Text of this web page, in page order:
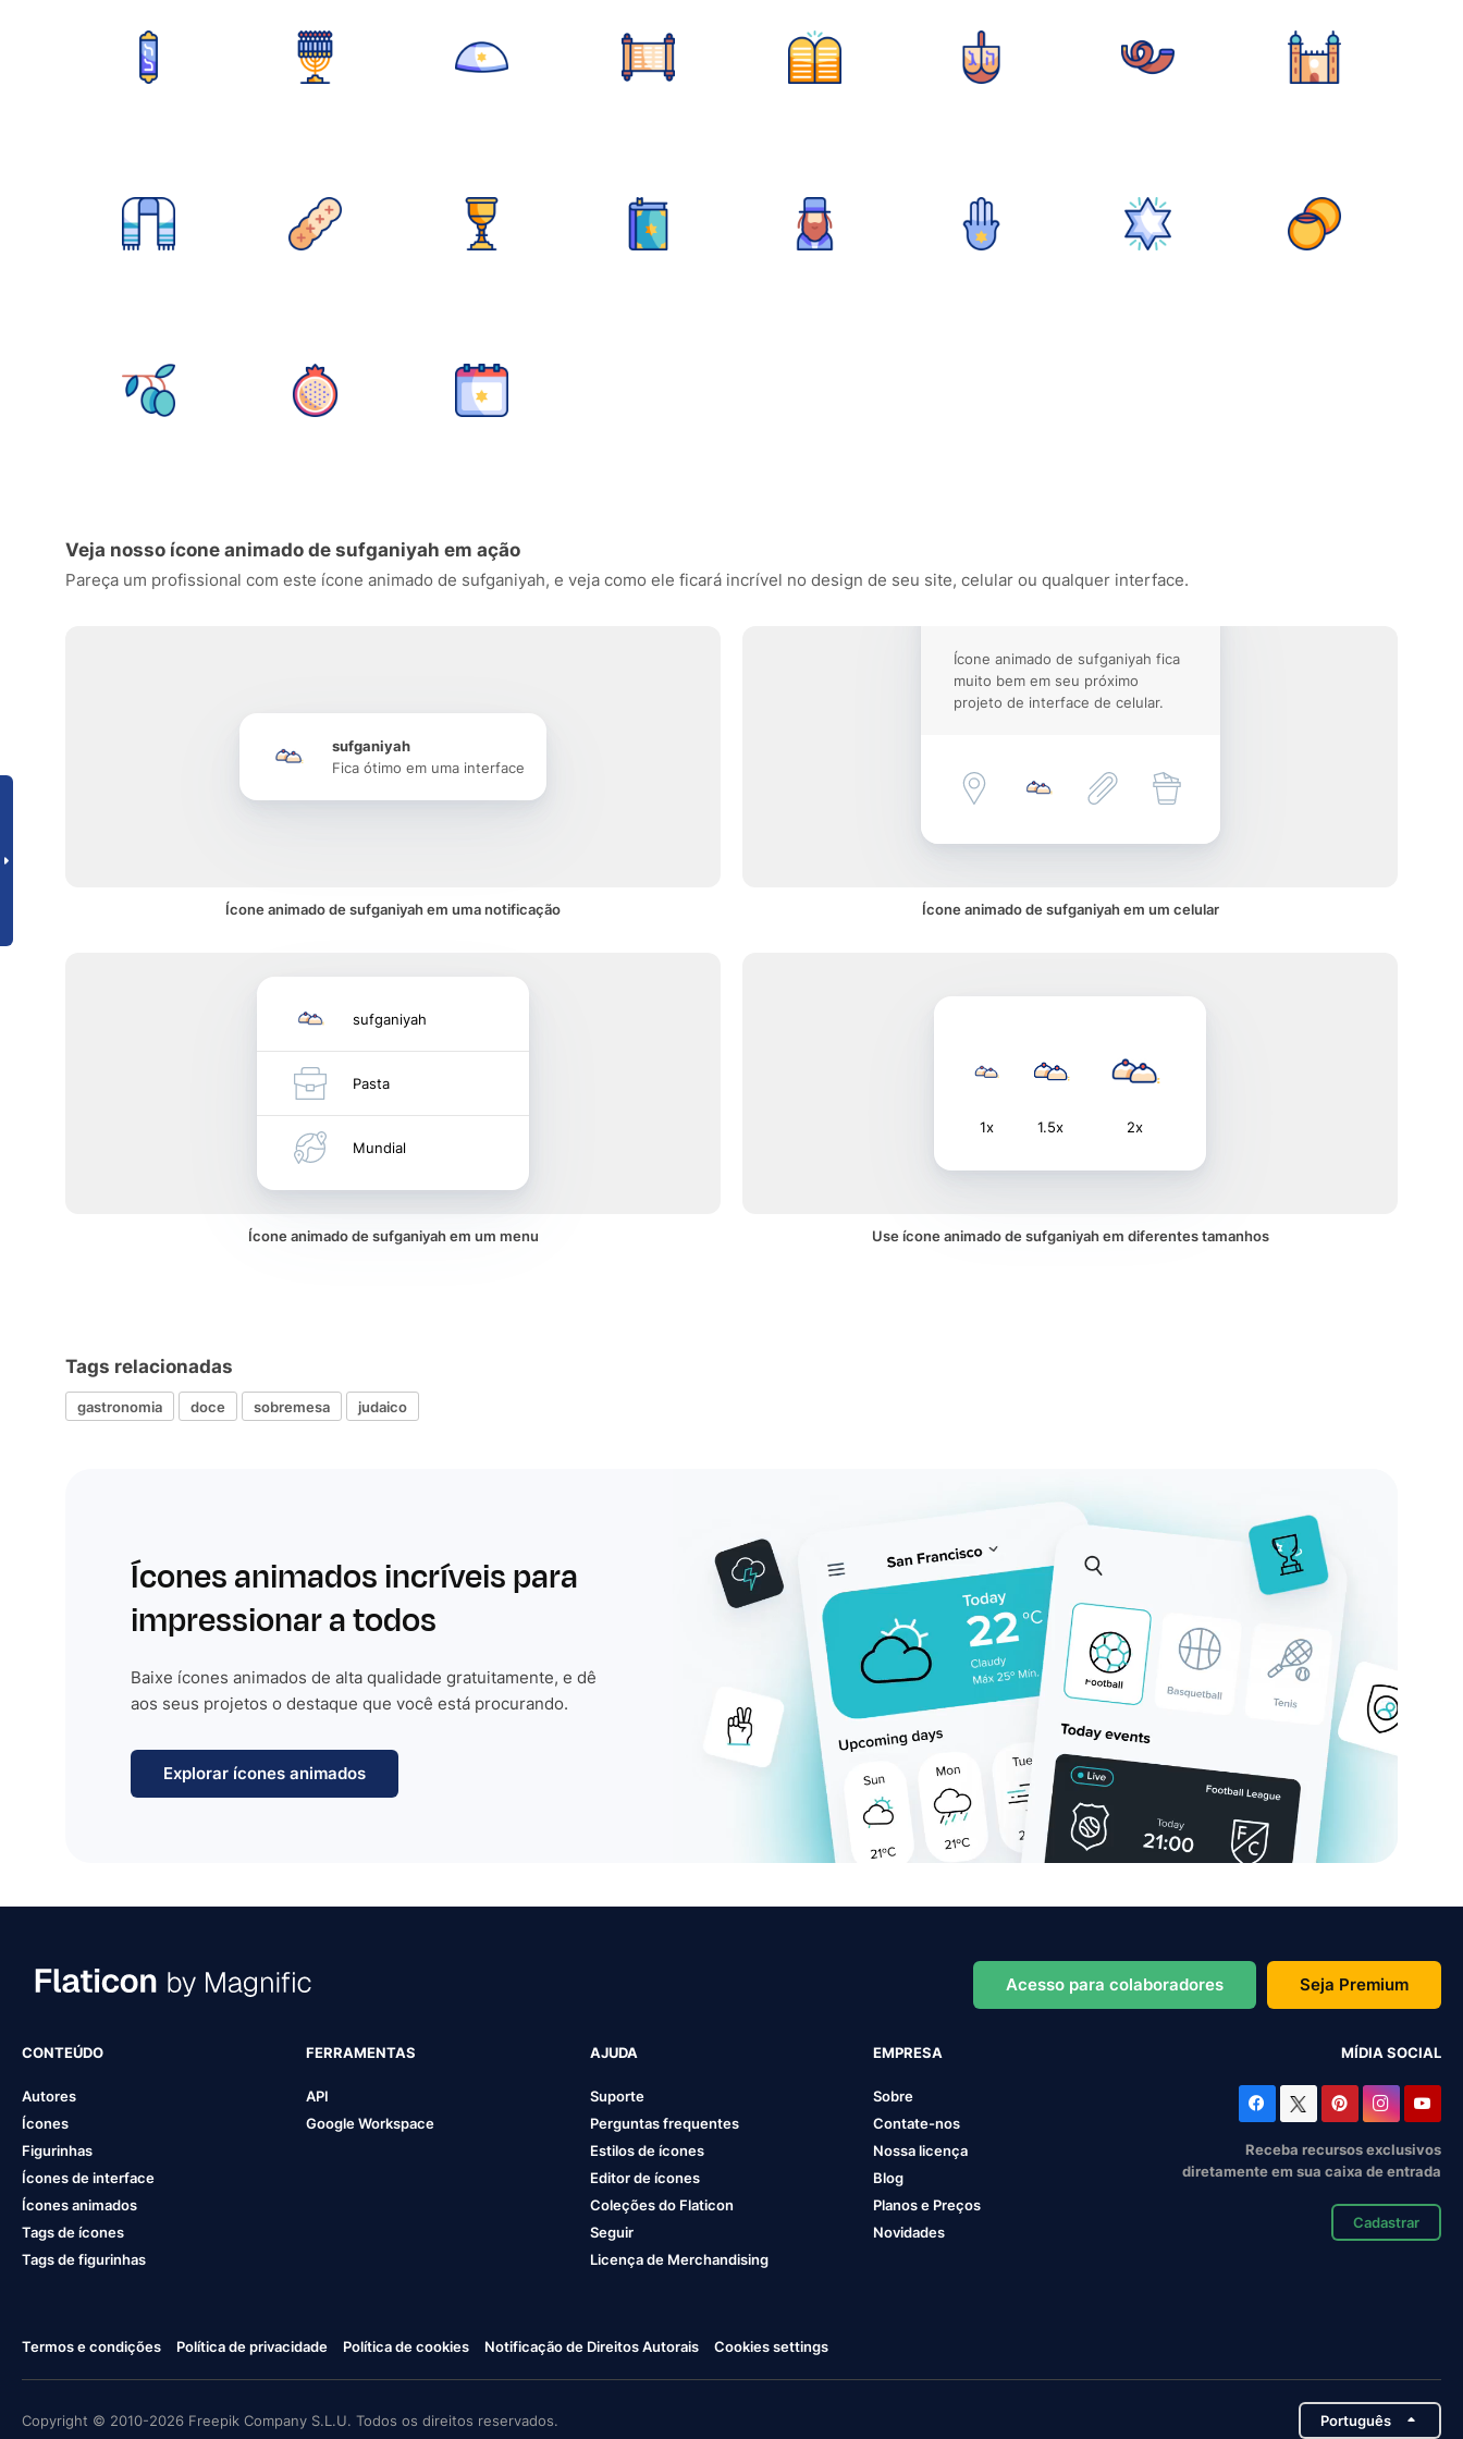
Veja nosso ícone animado de sufganiyah em ação
Pareça um profissional com este ícone animado de sufganiyah, e veja como ele ficará incrível no design de seu site, celular ou qualquer interface.
sufganiyah
Fica ótimo em uma interface
Ícone animado de sufganiyah em uma notificação
Ícone animado de sufganiyah fica
muito bem em seu próximo
projeto de interface de celular.
Ícone animado de sufganiyah em um celular
sufganiyah
Pasta
Mundial
Ícone animado de sufganiyah em um menu
1x 1.5x 2x
Use ícone animado de sufganiyah em diferentes tamanhos
Tags relacionadas
gastronomia doce sobremesa judaico
Ícones animados incríveis para
impressionar a todos
Baixe ícones animados de alta qualidade gratuitamente, e dê
aos seus projetos o destaque que você está procurando.
Explorar ícones animados
Acesso para colaboradores Seja Premium
CONTEÚDO
Autores
Ícones
Figurinhas
Ícones de interface
Ícones animados
Tags de ícones
Tags de figurinhas
FERRAMENTAS
API
Google Workspace
AJUDA
Suporte
Perguntas frequentes
Estilos de ícones
Editor de ícones
Coleções do Flaticon
Seguir
Licença de Merchandising
EMPRESA
Sobre
Contate-nos
Nossa licença
Blog
Planos e Preços
Novidades
MÍDIA SOCIAL
Receba recursos exclusivos
diretamente em sua caixa de entrada
Cadastrar
Termos e condições Política de privacidade Política de cookies Notificação de Direitos Autorais Cookies settings
Copyright © 2010-2026 Freepik Company S.L.U. Todos os direitos reservados. Português